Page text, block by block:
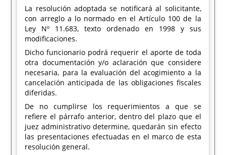
La resolución adoptada se notificará al solicitante,
con arreglo a lo normado en el Artículo 100 de la
Ley Nº 11.683, texto ordenado en 1998 y sus
modificaciones.
Dicho funcionario podrá requerir el aporte de toda
otra documentación y/o aclaración que considere
necesaria, para la evaluación del acogimiento a la
cancelación anticipada de las obligaciones fiscales
diferidas.
De no cumplirse los requerimientos a que se
refiere el párrafo anterior, dentro del plazo que el
juez administrativo determine, quedarán sin efecto
las presentaciones efectuadas en el marco de esta
resolución general.